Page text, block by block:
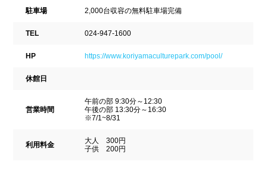
駐車場 2,000台収容の無料駐車場完備
TEL 024-947-1600
HP https://www.koriyamaculturepark.com/pool/
休館日
営業時間
午前の部 9:30分～12:30
午後の部 13:30分～16:30
※7/1~8/31
利用料金
大人 300円
子供 200円
東海
近畿
滋賀県 京都府
設備
ジャグジー 採暖室
サウナ
浴室 テーブル